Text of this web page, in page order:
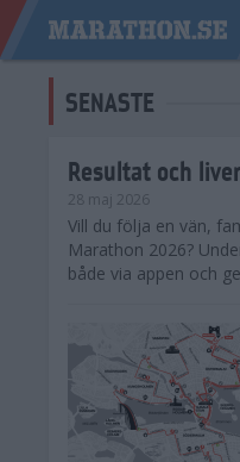
SENASTE
Resultat och
28 maj 2026
​Vill du följa en vän,
Marathon 2026?
både via appen och